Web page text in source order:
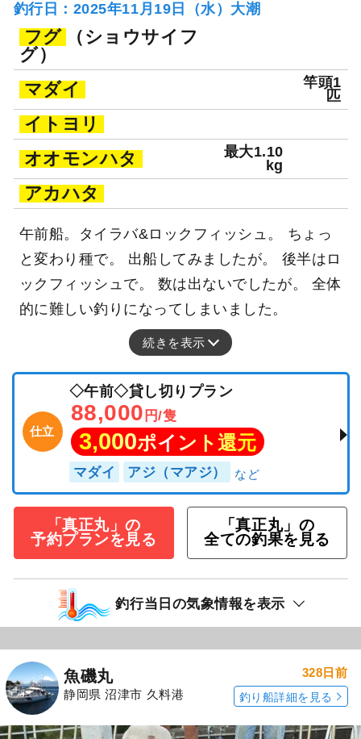
釣行日：2025年11月19日（水）大潮
フグ
（ショウサイフ
グ）
マダイ
竿頭1
匹
イトヨリ
オオモンハタ
最大1.10
kg
アカハタ
午前船。タイラバ&ロックフィッシュ。 ちょっ
と変わり種で。 出船してみましたが。 後半はロ
ックフィッシュで。 数は出ないでしたが。 全体
的に難しい釣りになってしまいました。
続きを表示
仕立
◇午前◇貸し切りプラン
88,000 円/隻
3,000ポイント還元
マダイ アジ（マアジ）
「真正丸」の
予約プランを見る
「真正丸」の
全ての釣果を見る
釣行当日の気象情報を表示
魚磯丸
静岡県 沼津市 久料港
328日前
釣り船詳細を見る